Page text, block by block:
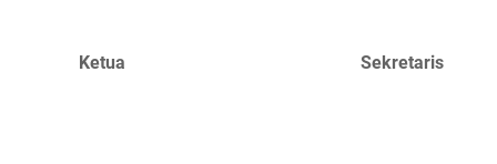
Ketua Sekretaris